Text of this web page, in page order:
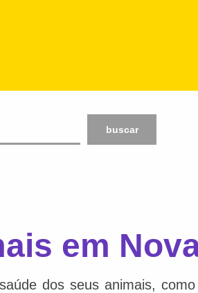
buscar
em
dos seus animais,